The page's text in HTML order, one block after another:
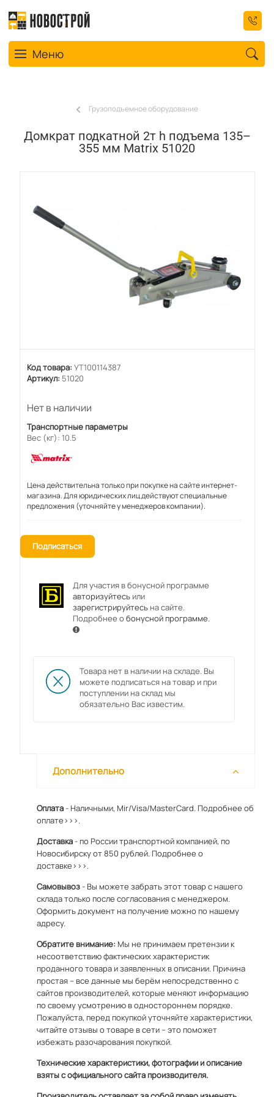
Toggle navigation
Меню
Грузоподъемное оборудование
Домкрат подкатной 2т h подъема 135–
355 мм Matrix 51020
Код товара: УТ100114387
Артикул: 51020
Нет в наличии
Транспортные параметры
Вес (кг): 10.5
Цена действительна только при покупке на сайте интернет-
магазина. Для юридических лиц действуют специальные
предложения (уточняйте у менеджеров компании).
Подписаться
Для участия в бонусной программе
авторизуйтесьили
зарегистрируйтесьна сайте.
Подробнее обонусной программе.
Товара нет в наличии на складе. Вы
можете подписаться на товар и при
поступлении на склад мы
обязательно Вас известим.
Дополнительно
Оплата- Наличными, Mir/Visa/MasterCard. Подробнее об
оплате>>>.
Доставка- по России транспортной компанией, по
Новосибирску от 850 рублей. Подробнее о
доставке>>>.
Самовывоз- Вы можете забрать этот товар с нашего
склада только после согласования с менеджером.
Оформить документ на получение можно по нашему
адресу.
Обратите внимание: Мы не принимаем претензии к
несоответствию фактических характеристик
проданного товара и заявленных в описании. Причина
простая – все данные мы берём непосредственно с
сайтов производителей, которые меняют информацию
по своему усмотрению в одностороннем порядке.
Пожалуйста, перед покупкой уточняйте характеристики,
читайте отзывы о товаре в сети – это поможет
избежать разочарования покупкой.
Технические характеристики, фотографии и описание
взяты с официального сайта производителя.